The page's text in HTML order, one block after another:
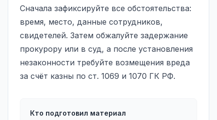
Сначала зафиксируйте все обстоятельства:
время, место, данные сотрудников,
свидетелей. Затем обжалуйте задержание
прокурору или в суд, а после установления
незаконности требуйте возмещения вреда
за счёт казны по ст. 1069 и 1070 ГК РФ.
Кто подготовил материал